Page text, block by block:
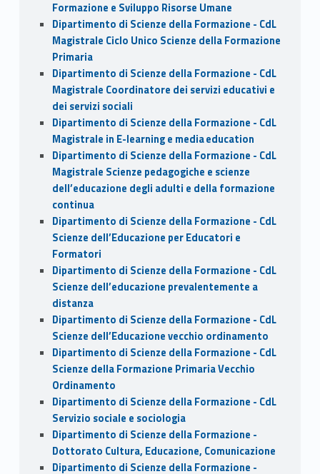
Formazione e Sviluppo Risorse Umane
Dipartimento di Scienze della Formazione - CdL
Magistrale Ciclo Unico Scienze della Formazione
Primaria
Dipartimento di Scienze della Formazione - CdL
Magistrale Coordinatore dei servizi educativi e
dei servizi sociali
Dipartimento di Scienze della Formazione - CdL
Magistrale in E-learning e media education
Dipartimento di Scienze della Formazione - CdL
Magistrale Scienze pedagogiche e scienze
dell’educazione degli adulti e della formazione
continua
Dipartimento di Scienze della Formazione - CdL
Scienze dell’Educazione per Educatori e
Formatori
Dipartimento di Scienze della Formazione - CdL
Scienze dell’educazione prevalentemente a
distanza
Dipartimento di Scienze della Formazione - CdL
Scienze dell’Educazione vecchio ordinamento
Dipartimento di Scienze della Formazione - CdL
Scienze della Formazione Primaria Vecchio
Ordinamento
Dipartimento di Scienze della Formazione - CdL
Servizio sociale e sociologia
Dipartimento di Scienze della Formazione -
Dottorato Cultura, Educazione, Comunicazione
Dipartimento di Scienze della Formazione -